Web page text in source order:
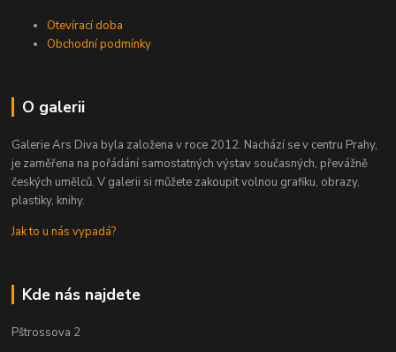
Otevírací doba
Obchodní podmínky
O galerii
Galerie Ars Diva byla založena v roce 2012. Nachází se v centru Prahy,
je zaměřena na pořádání samostatných výstav současných, převážně
českých umělců. V galerii si můžete zakoupit volnou grafiku, obrazy,
plastiky, knihy.
Jak to u nás vypadá?
Kde nás najdete
Pštrossova 2